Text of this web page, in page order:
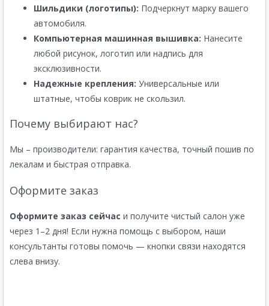
Шильдики (логотипы): Подчеркнут марку вашего
автомобиля.
Компьютерная машинная вышивка: Нанесите
любой рисунок, логотип или надпись для
эксклюзивности.
Надежные крепления: Универсальные или
штатные, чтобы коврик не скользил.
Почему выбирают нас?
Мы – производители: гарантия качества, точный пошив по
лекалам и быстрая отправка.
Оформите заказ
Оформите заказ сейчас и получите чистый салон уже
через 1–2 дня! Если нужна помощь с выбором, наши
консультанты готовы помочь — кнопки связи находятся
слева внизу.